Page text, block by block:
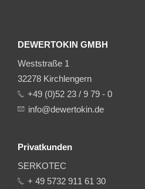
DEWERTOKIN GMBH
Weststraße 1
32278 Kirchlengern
+49 (0)52 23 / 9 79 - 0
info@dewertokin.de
Privatkunden
SERKOTEC
+ 49 5732 911 61 30